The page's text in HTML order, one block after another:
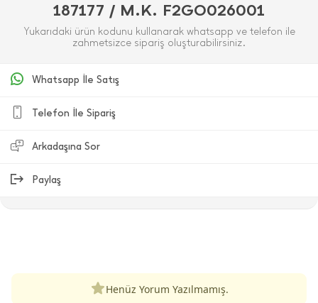
187177 / M.K. F2GO026001
Yukarıdaki ürün kodunu kullanarak whatsapp ve telefon ile
zahmetsizce sipariş oluşturabilirsiniz.
Whatsapp İle Satış
Telefon İle Sipariş
Arkadaşına Sor
Paylaş
Henüz Yorum Yazılmamış.